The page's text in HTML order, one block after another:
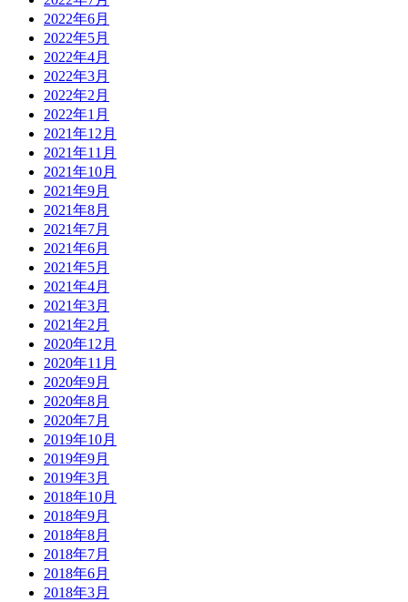
2022年6月
2022年5月
2022年4月
2022年3月
2022年2月
2022年1月
2021年12月
2021年11月
2021年10月
2021年9月
2021年8月
2021年7月
2021年6月
2021年5月
2021年4月
2021年3月
2021年2月
2020年12月
2020年11月
2020年9月
2020年8月
2020年7月
2019年10月
2019年9月
2019年3月
2018年10月
2018年9月
2018年8月
2018年7月
2018年6月
2018年3月